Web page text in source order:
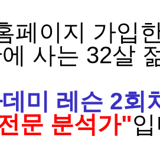
페이지 가입
사는 32살
미 레슨 2회
문 분석가"